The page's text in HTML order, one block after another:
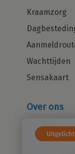
Kraamzorg
Wachttijden
Sensakaart
Over ons
Cliëntenraad